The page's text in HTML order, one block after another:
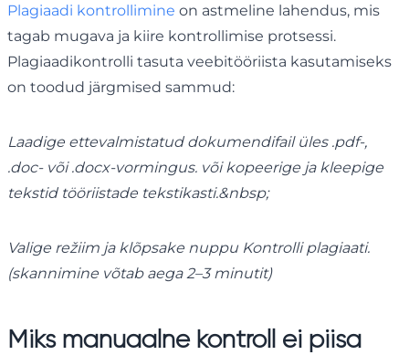
Plagiaadi kontrollimine on astmeline lahendus, mis
tagab mugava ja kiire kontrollimise protsessi.
Plagiaadikontrolli tasuta veebitööriista kasutamiseks
on toodud järgmised sammud:
Laadige ettevalmistatud dokumendifail üles .pdf-,
.doc- või .docx-vormingus. või kopeerige ja kleepige
tekstid tööriistade tekstikasti.&nbsp;
Valige režiim ja klõpsake nuppu Kontrolli plagiaati.
(skannimine võtab aega 2–3 minutit)
Miks manuaalne kontroll ei piisa